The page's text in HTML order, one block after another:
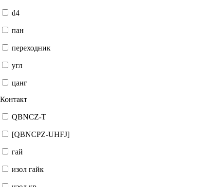
d4
пан
переходник
угл
цанг
Контакт
QBNCZ-T
[QBNCPZ-UHFJ]
гай
изол гайк